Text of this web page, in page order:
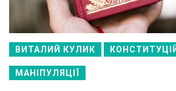
ВИТАЛИЙ КУЛИК
МАНІПУЛЯЦІЇ